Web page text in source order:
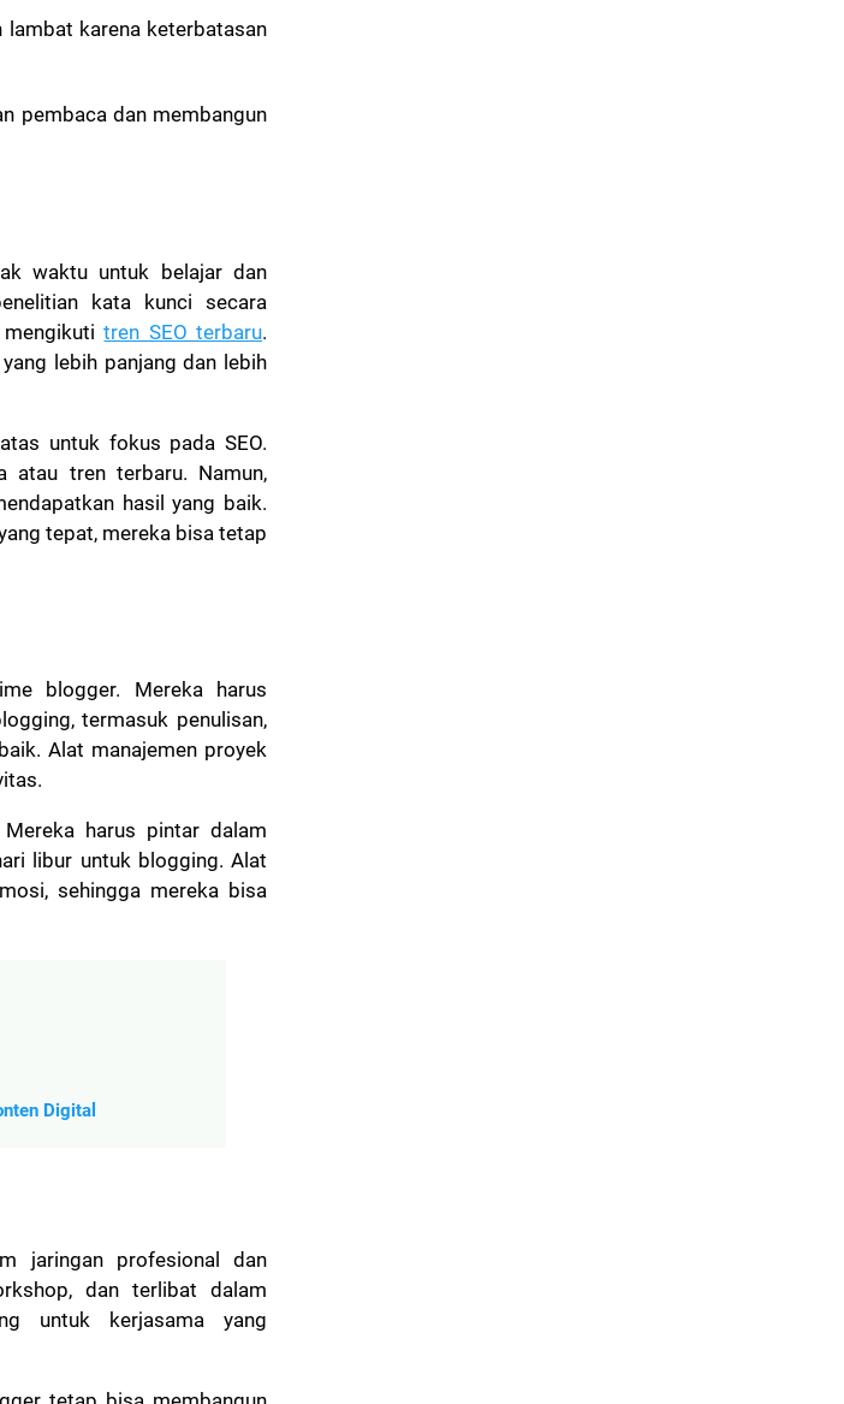
karena keterbatasan
pembaca dan membangun
waktu untuk belajar dan
kata kunci secara
mengikutitren SEO terbaru.
lebih panjang dan lebih
untuk fokus pada SEO.
atau tren terbaru. Namun,
hasil yang baik.
tepat, mereka bisa tetap
blogger. Mereka harus
termasuk penulisan,
Alat manajemen proyek
harus pintar dalam
libur untuk blogging. Alat
sehingga mereka bisa
Digital
jaringan profesional dan
dan terlibat dalam
untuk kerjasama yang